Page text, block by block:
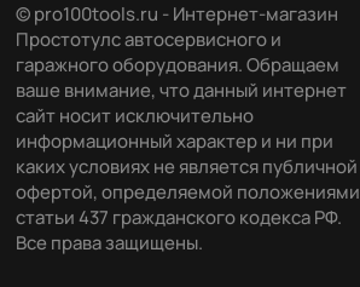
© pro100tools.ru - Интернет-магазин
Простотулс автосервисного и
гаражного оборудования. Обращаем
ваше внимание, что данный интернет
сайт носит исключительно
информационный характер и ни при
каких условиях не является публичной
офертой, определяемой положениями
статьи 437 гражданского кодекса РФ.
Все права защищены.